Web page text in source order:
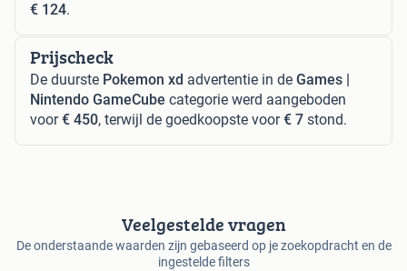
€ 124.
Prijscheck
De duurste Pokemon xd advertentie in de Games |
Nintendo GameCube categorie werd aangeboden
voor€ 450, terwijl de goedkoopste voor€ 7 stond.
Veelgestelde vragen
De onderstaande waarden zijn gebaseerd op je zoekopdracht en de
ingestelde filters